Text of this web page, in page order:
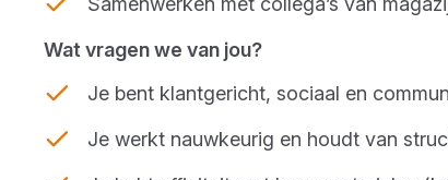
Wat vragen we van jou?
Je bent klantgericht, sociaal en
Je werkt nauwkeurig en houdt van